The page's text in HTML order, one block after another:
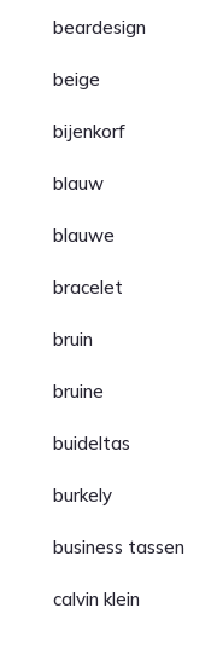
beardesign
beige
bijenkorf
blauw
blauwe
bracelet
bruin
bruine
buideltas
burkely
business tassen
calvin klein